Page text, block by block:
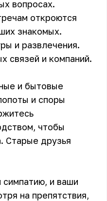
вопросах.
откроются
знакомых.
и развлечения.
связей и компаний.
и бытовые
и споры
чтобы
Старые друзья
и ваши
на препятствия,